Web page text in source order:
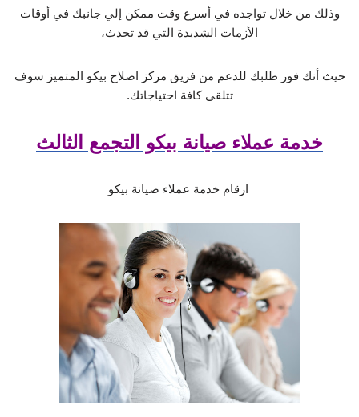
وذلك من خلال تواجده في أسرع وقت ممكن إلي جانبك في أوقات
الأزمات الشديدة التي قد تحدث،
حيث أنك فور طلبك للدعم من فريق مركز اصلاح بيكو المتميز سوف
تتلقى كافة احتياجاتك.
خدمة عملاء صيانة بيكو التجمع الثالث
ارقام خدمة عملاء صيانة بيكو